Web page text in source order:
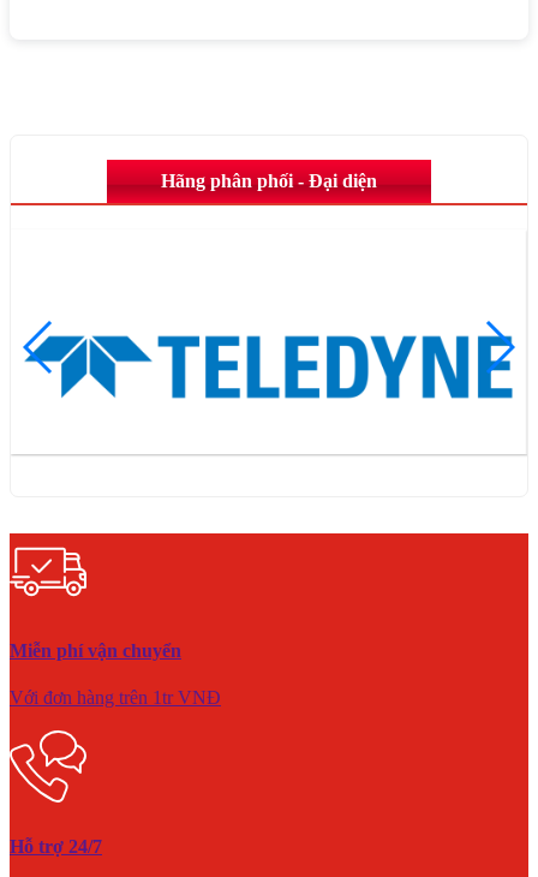
Hãng phân phối - Đại diện
Miễn phí vận chuyển
Với đơn hàng trên 1tr VNĐ
Hỗ trợ 24/7